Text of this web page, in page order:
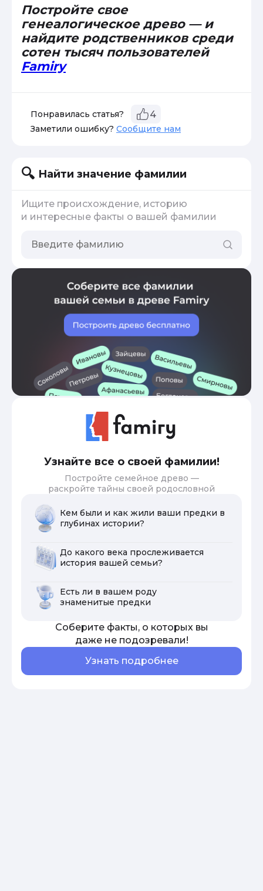
Постройте свое
генеалогическое древо — и
найдите родственников среди
сотен тысяч пользователей
Famiry
Понравилась статья? 4
Заметили ошибку? Сообщите нам
Найти значение фамилии
Ищите происхождение, историю
и интересные факты о вашей фамилии
Узнайте все о своей фамилии!
Постройте семейное древо —
раскройте тайны своей родословной
Кем были и как жили ваши предки в
глубинах истории?
До какого века прослеживается
история вашей семьи?
Есть ли в вашем роду
знаменитые предки
Соберите факты, о которых вы
даже не подозревали!
Узнать подробнее